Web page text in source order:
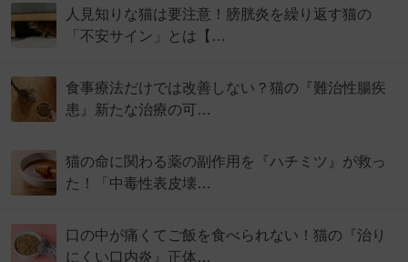
人見知りな猫は要注意！膀胱炎を繰り返す猫の
「不安サイン」とは【…
食事療法だけでは改善しない？猫の『難治性腸疾
患』新たな治療の可…
猫の命に関わる薬の副作用を『ハチミツ』が救っ
た！「中毒性表皮壊…
口の中が痛くてご飯を食べられない！猫の『治り
にくい口内炎』正体…